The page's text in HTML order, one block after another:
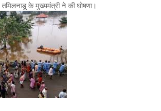
के मुख्यमंत्री ने की घोषणा।